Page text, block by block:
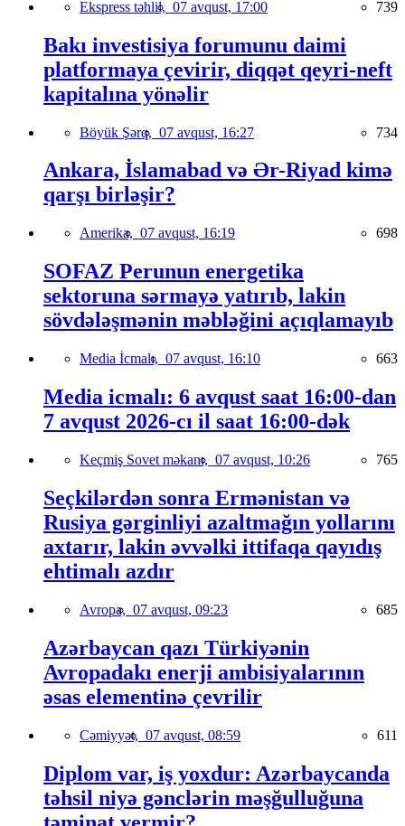
Ekspress təhlil, 07 avqust, 17:00 739
Bakı investisiya forumunu daimi
platformaya çevirir, diqqət qeyri-neft
kapitalına yönəlir
Böyük Şərq, 07 avqust, 16:27 734
Ankara, İslamabad və Ər-Riyad kimə
qarşı birləşir?
Amerika, 07 avqust, 16:19 698
SOFAZ Perunun energetika
sektoruna sərmayə yatırıb, lakin
sövdələşmənin məbləğini açıqlamayıb
Media İcmalı, 07 avqust, 16:10 663
Media icmalı: 6 avqust saat 16:00-dan
7 avqust 2026-cı il saat 16:00-dək
Keçmiş Sovet məkanı, 07 avqust, 10:26 765
Seçkilərdən sonra Ermənistan və
Rusiya gərginliyi azaltmağın yollarını
axtarır, lakin əvvəlki ittifaqa qayıdış
ehtimalı azdır
Avropa, 07 avqust, 09:23 685
Azərbaycan qazı Türkiyənin
Avropadakı enerji ambisiyalarının
əsas elementinə çevrilir
Cəmiyyət, 07 avqust, 08:59 611
Diplom var, iş yoxdur: Azərbaycanda
təhsil niyə gənclərin məşğulluğuna